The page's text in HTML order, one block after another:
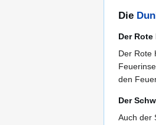
Die
Der Rote
Der Rote
den
Der
Auch der